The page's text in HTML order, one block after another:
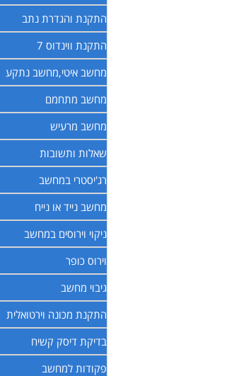
התקנת והגדרת נתב
התקנת ווינדוס 7
מחשב איטי,מחשב נתקע
מחשב מתחמם
מחשב מרעיש
שאלות ותשובות
רג'יסטרי במחשב
מחשב נייד או נייח
ניקוי וירוסים במחשב
וירוס כופר
גיבוי מחשב
התקנת מכונה וירטואלית
בדיקת דיסק קשיח
פקודות למחשב